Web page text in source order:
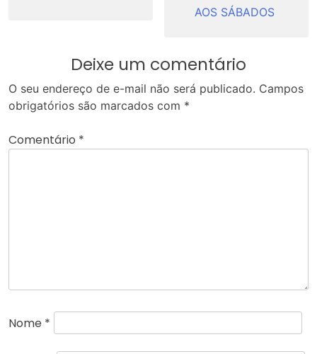
AOS SÁBADOS
Deixe um comentário
O seu endereço de e-mail não será publicado. Campos
obrigatórios são marcados com *
Comentário *
Nome *